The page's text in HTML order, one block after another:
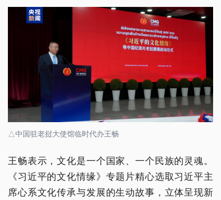
△中国驻老挝大使馆临时代办王畅
王畅表示，文化是一个国家、一个民族的灵魂。
《习近平的文化情缘》专题片精心选取习近平主
席心系文化传承与发展的生动故事，立体呈现新